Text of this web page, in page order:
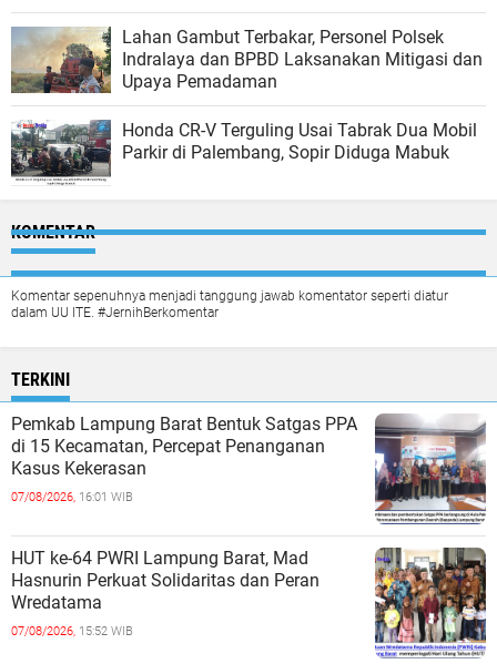
Lahan Gambut Terbakar, Personel Polsek
Indralaya dan BPBD Laksanakan Mitigasi dan
Upaya Pemadaman
Honda CR-V Terguling Usai Tabrak Dua Mobil
Parkir di Palembang, Sopir Diduga Mabuk
KOMENTAR
Komentar sepenuhnya menjadi tanggung jawab komentator seperti diatur
dalam UU ITE. #JernihBerkomentar
TERKINI
Pemkab Lampung Barat Bentuk Satgas PPA
di 15 Kecamatan, Percepat Penanganan
Kasus Kekerasan
07/08/2026, 16:01 WIB
HUT ke-64 PWRI Lampung Barat, Mad
Hasnurin Perkuat Solidaritas dan Peran
Wredatama
07/08/2026, 15:52 WIB